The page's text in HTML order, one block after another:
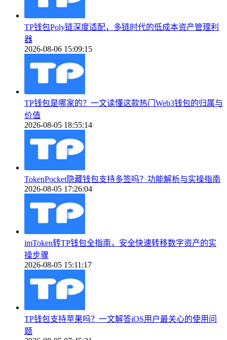
TP钱包Poly链深度适配，多链时代的低成本资产管理利
器
2026-08-06 15:09:15
TP钱包是哪家的？一文读懂这款热门Web3钱包的归属与
价值
2026-08-05 18:55:14
TokenPocket隐藏钱包支持多签吗？功能解析与实操指南
2026-08-05 17:26:04
imToken转TP钱包全指南，安全快速转移数字资产的实
操步骤
2026-08-05 15:11:17
TP钱包支持苹果吗？一文解答iOS用户最关心的使用问
题